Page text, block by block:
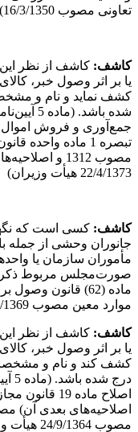
تعاونی مصوب 16/3/1350)
کاشف: کاشف از نظر
یا بر اثر وصول خبر،
کشف نماید و نام و
22/4/1373 هیأت وزیران)
کاشف: کسی است که
جانوران وحشی از جمله
مأموران سازمان یا
ماده (62) قانون
موارد معین مصوب 8/12/1369 هیأت وزیران)
کاشف: کاشف از نظر
یا بر اثر وصول خبر،
کشف کند و نام و
مصوب 24/9/1364 هیأت وزیران